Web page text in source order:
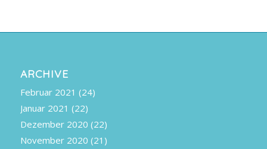
ARCHIVE
Februar 2021 (24)
Januar 2021 (22)
Dezember 2020 (22)
November 2020 (21)